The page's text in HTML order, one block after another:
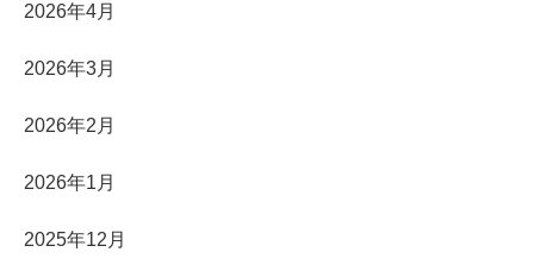
2026年4月
2026年3月
2026年2月
2026年1月
2025年12月